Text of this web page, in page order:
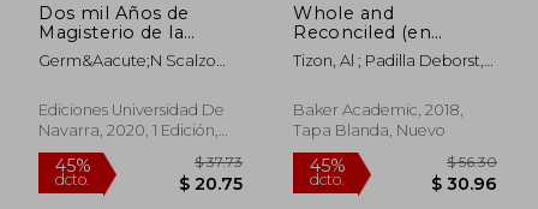
Dos mil Años de
Magisterio de la
Iglesia Sobre la
Familia y el
Germ&Aacute;N Scalzo
Alm&Aacute;Rcegui
Ediciones Universidad De
Navarra, 2020, 1 Edición,
Tapa Blanda, Nuevo
Whole and
Reconciled (en
Inglés)
Tizon, Al ; Padilla Deborst,
Baker Academic, 2018,
Tapa Blanda, Nuevo